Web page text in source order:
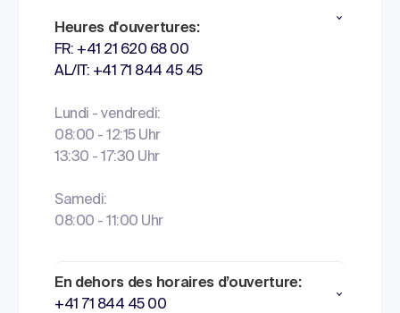
Heures d'ouvertures:
FR: +41 21 620 68 00
AL/IT: +41 71 844 45 45
Lundi - vendredi:
08:00 - 12:15 Uhr
13:30 - 17:30 Uhr
Samedi:
08:00 - 11:00 Uhr
En dehors des horaires d’ouverture:
+41 71 844 45 00